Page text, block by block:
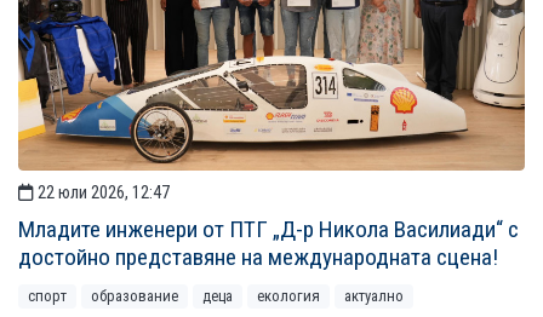
22 юли 2026, 12:47
Младите инженери от ПТГ „Д-р Никола Василиади“ с
достойно представяне на международната сцена!
спорт образование деца екология актуално